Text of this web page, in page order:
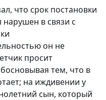
что срок постановки
в связи с
он не
просит
тем, что в
на иждивении у
сын, который